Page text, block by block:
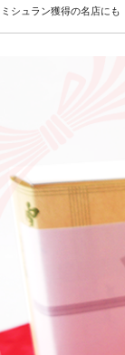
ミシュラン獲得の名店にも